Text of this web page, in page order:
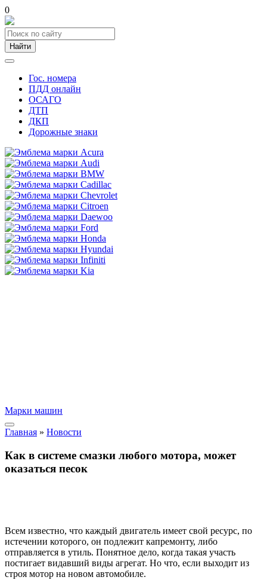
0
Найти
Гос. номера
ПДД онлайн
ОСАГО
ДТП
ДКП
Дорожные знаки
Марки машин
Главная » Новости
Как в системе смазки любого мотора, может
оказаться песок
Всем известно, что каждый двигатель имеет свой ресурс, по
истечении которого, он подлежит капремонту, либо
отправляется в утиль. Понятное дело, когда такая участь
постигает видавший виды агрегат. Но что, если выходит из
строя мотор на новом автомобиле.